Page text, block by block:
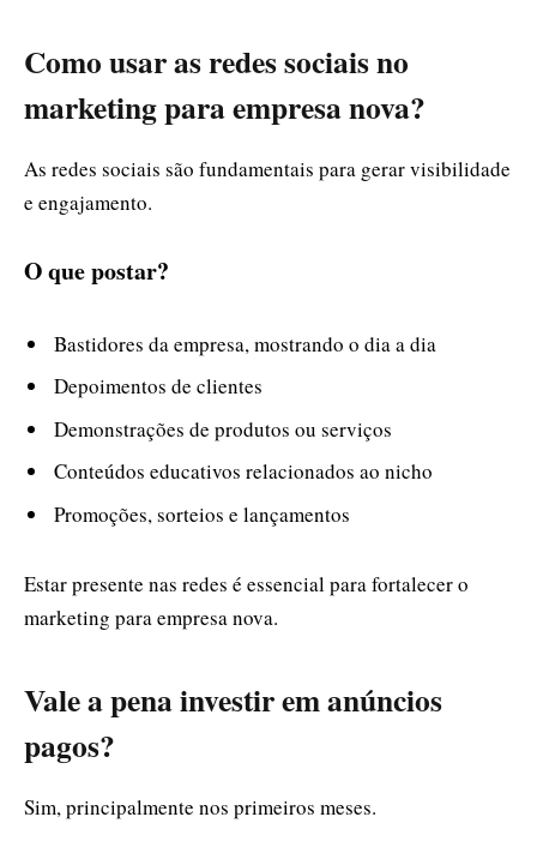
Como usar as redes sociais no
marketing para empresa nova?
As redes sociais são fundamentais para gerar visibilidade
e engajamento.
O que postar?
Bastidores da empresa, mostrando o dia a dia
Depoimentos de clientes
Demonstrações de produtos ou serviços
Conteúdos educativos relacionados ao nicho
Promoções, sorteios e lançamentos
Estar presente nas redes é essencial para fortalecer o
marketing para empresa nova.
Vale a pena investir em anúncios
pagos?
Sim, principalmente nos primeiros meses.